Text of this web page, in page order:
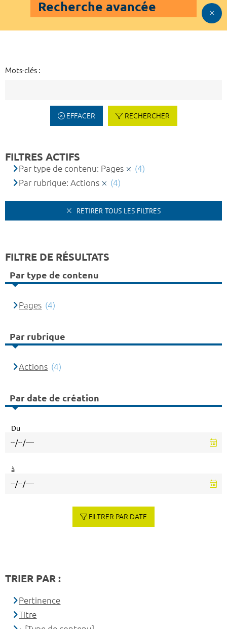
Recherche avancée
Mots-clés :
EFFACER RECHERCHER
FILTRES ACTIFS
Par type de contenu: Pages
(4)
Par rubrique: Actions
(4)
RETIRER TOUS LES FILTRES
FILTRE DE RÉSULTATS
Par type de contenu
Pages (4)
Par rubrique
Actions (4)
Par date de création
Du
à
FILTRER PAR DATE
TRIER PAR :
Pertinence
Titre